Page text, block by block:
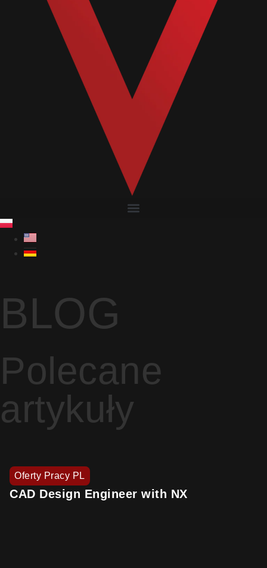
BLOG
Polecane
artykuły
Oferty Pracy PL
CAD Design Engineer with NX